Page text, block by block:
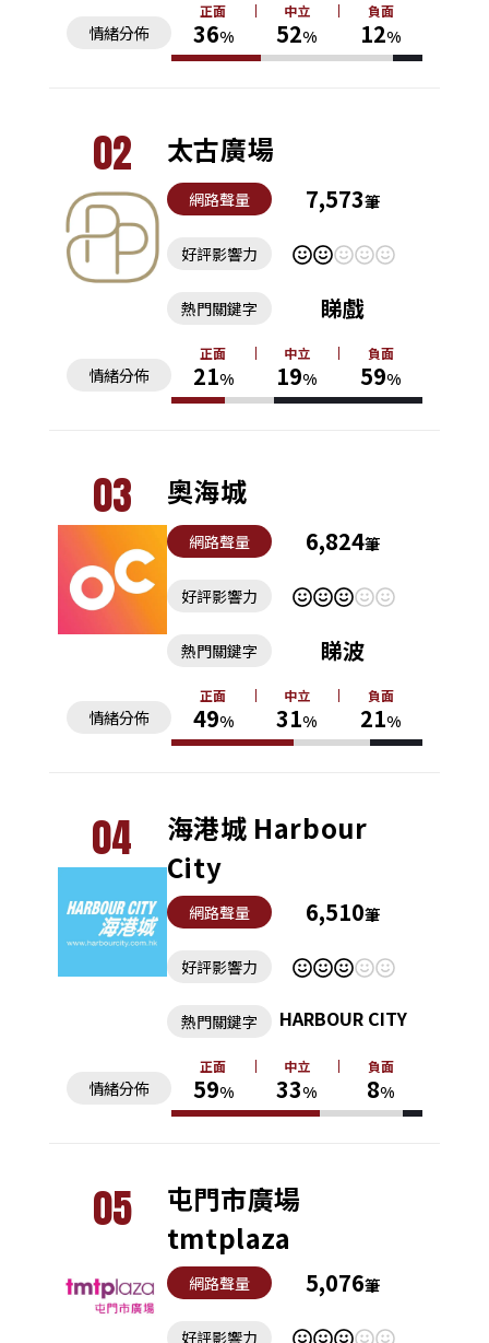
情緒分佈
正面
36%
中立
52%
負面
12%
02 太古廣場
網路聲量 7,573筆
好評影響力
情緒分佈
正面
21%
中立
19%
負面
59%
熱門關鍵字 睇戲
03 奧海城
網路聲量 6,824筆
好評影響力
情緒分佈
正面
49%
中立
31%
負面
21%
熱門關鍵字 睇波
04
海港城 Harbour
City
網路聲量 6,510筆
好評影響力
情緒分佈
正面
59%
中立
33%
負面
8%
熱門關鍵字 HARBOUR CITY
05
屯門市廣場
tmtplaza
網路聲量 5,076筆
好評影響力